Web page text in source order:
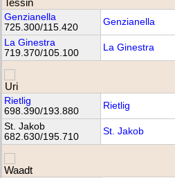
Genzianella
725.300/115.420
Genzianella
La Ginestra
719.370/105.100
La Ginestra
Rietlig
698.390/193.880
Rietlig
St. Jakob
682.630/195.710
St. Jakob